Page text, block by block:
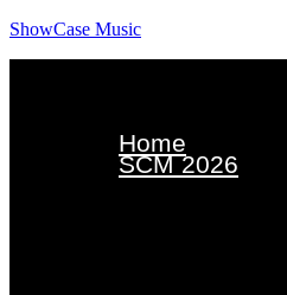
ShowCase Music
Home
SCM 2026